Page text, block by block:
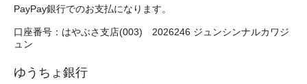
PayPay銀行でのお支払になります。
口座番号：はやぶさ支店(003) 2026246 ジュンシンナルカワジ
ュン
ゆうちょ銀行